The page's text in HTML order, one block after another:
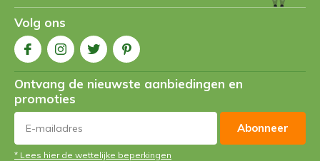
Volg ons
Ontvang de nieuwste aanbiedingen en
promoties
Abonneer
* Lees hier de wettelijke beperkingen